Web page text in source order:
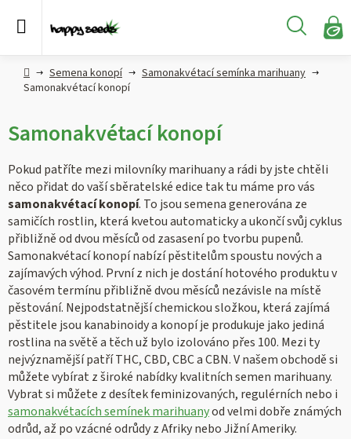
Hledat
Semena
konopí
CBD,
CBG a
konopí
Konopné
produkty
Hašiš
Kratom
Hlavní
strana
Semena konopí
Samonakvétací semínka marihuany
Samonakvétací konopí
Samonakvétací konopí
Pokud patříte mezi milovníky marihuany a rádi by jste chtěli
něco přidat do vaší sběratelské edice tak tu máme pro vás
samonakvétací konopí. To jsou semena generována ze
samičích rostlin, která kvetou automaticky a ukončí svůj cyklus
přibližně od dvou měsíců od zasasení po tvorbu pupenů.
Samonakvétací konopí nabízí pěstitelům spoustu nových a
zajímavých výhod. První z nich je dostání hotového produktu v
časovém termínu přibližně dvou měsíců nezávisle na místě
pěstování. Nejpodstatnější chemickou složkou, která zajímá
pěstitele jsou kanabinoidy a konopí je produkuje jako jediná
rostlina na světě a těch už bylo izolováno přes 100. Mezi ty
nejvýznamější patří THC, CBD, CBC a CBN. V našem obchodě si
můžete vybírat z široké nabídky kvalitních semen marihuany.
Vybrat si můžete z desítek feminizovaných, regulérních nebo i
samonakvétacích semínek marihuanyod velmi dobře známých
odrůd, až po vzácné odrůdy z Afriky nebo Jižní Ameriky.